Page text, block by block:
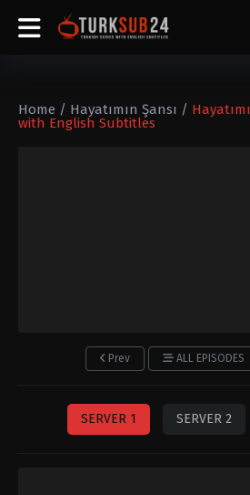
Home / Hayatımın Şansı /
with English Subtitles
Prev ALL EPISODES
SERVER 1 SERVER 2